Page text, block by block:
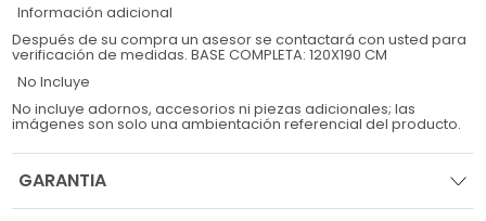
Información adicional
Después de su compra un asesor se contactará con usted para
verificación de medidas. BASE COMPLETA: 120X190 CM
No Incluye
No incluye adornos, accesorios ni piezas adicionales; las
imágenes son solo una ambientación referencial del producto.
GARANTIA